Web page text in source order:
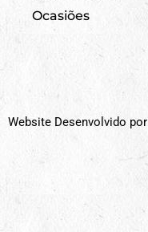
Ocasiões
Website Desenvolvido por